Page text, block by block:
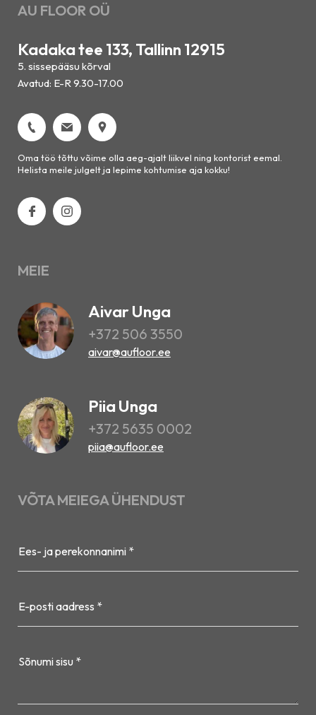
AU FLOOR OÜ
Kadaka tee 133, Tallinn 12915
5. sissepääsu kõrval
Avatud: E-R 9.30-17.00
Oma töö tõttu võime olla aeg-ajalt liikvel ning kontorist eemal.
Helista meile julgelt ja lepime kohtumise aja kokku!
MEIE
Aivar Unga
+372 506 3550
aivar@aufloor.ee
Piia Unga
+372 5635 0002
piia@aufloor.ee
VÕTA MEIEGA ÜHENDUST
Ees- ja perekonnanimi *
E-posti aadress *
Sõnumi sisu *